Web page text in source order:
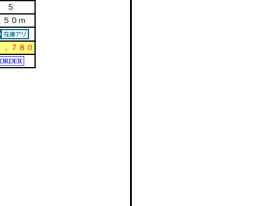
５
５０ｍ
，７８０